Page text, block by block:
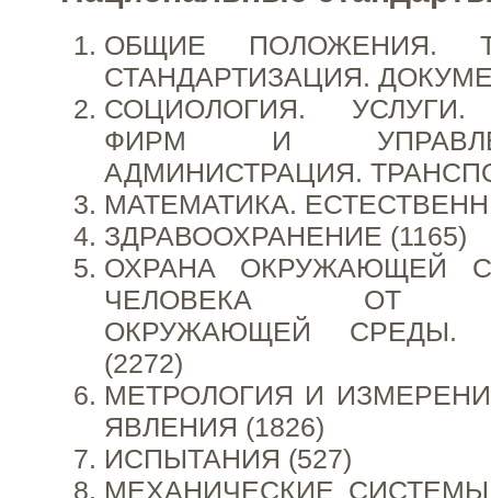
ОБЩИЕ ПОЛОЖЕНИЯ.
СТАНДАРТИЗАЦИЯ.
СОЦИОЛОГИЯ. УСЛУГИ.
ФИРМ И
АДМИНИСТРАЦИЯ.
МАТЕМАТИКА.
ЗДРАВООХРАНЕНИЕ (1165)
ОХРАНА ОКРУЖАЮЩЕЙ
ЧЕЛОВЕКА ОТ
ОКРУЖАЮЩЕЙ СРЕДЫ.
(2272)
МЕТРОЛОГИЯ И
ЯВЛЕНИЯ (1826)
ИСПЫТАНИЯ (527)
МЕХАНИЧЕСКИЕ